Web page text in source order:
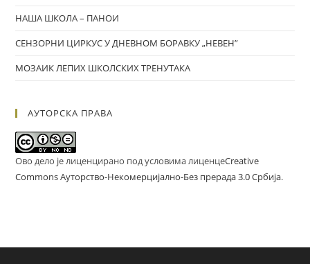
НАША ШКОЛА – ПАНОИ
СЕНЗОРНИ ЦИРКУС У ДНЕВНОМ БОРАВКУ „НЕВЕН”
МОЗАИК ЛЕПИХ ШКОЛСКИХ ТРЕНУТАКА
АУТОРСКА ПРАВА
Ово дело је лиценцирано под условима лиценцеCreative
Commons Ауторство-Некомерцијално-Без прерада 3.0 Србија.